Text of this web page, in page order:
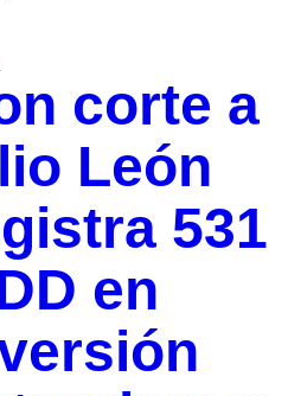
corte a
León
531
en